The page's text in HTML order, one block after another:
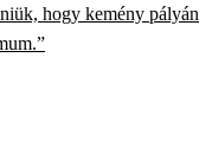
hogy kemény pályán